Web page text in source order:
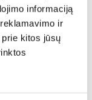
informaciją
ir
kitos jūsų